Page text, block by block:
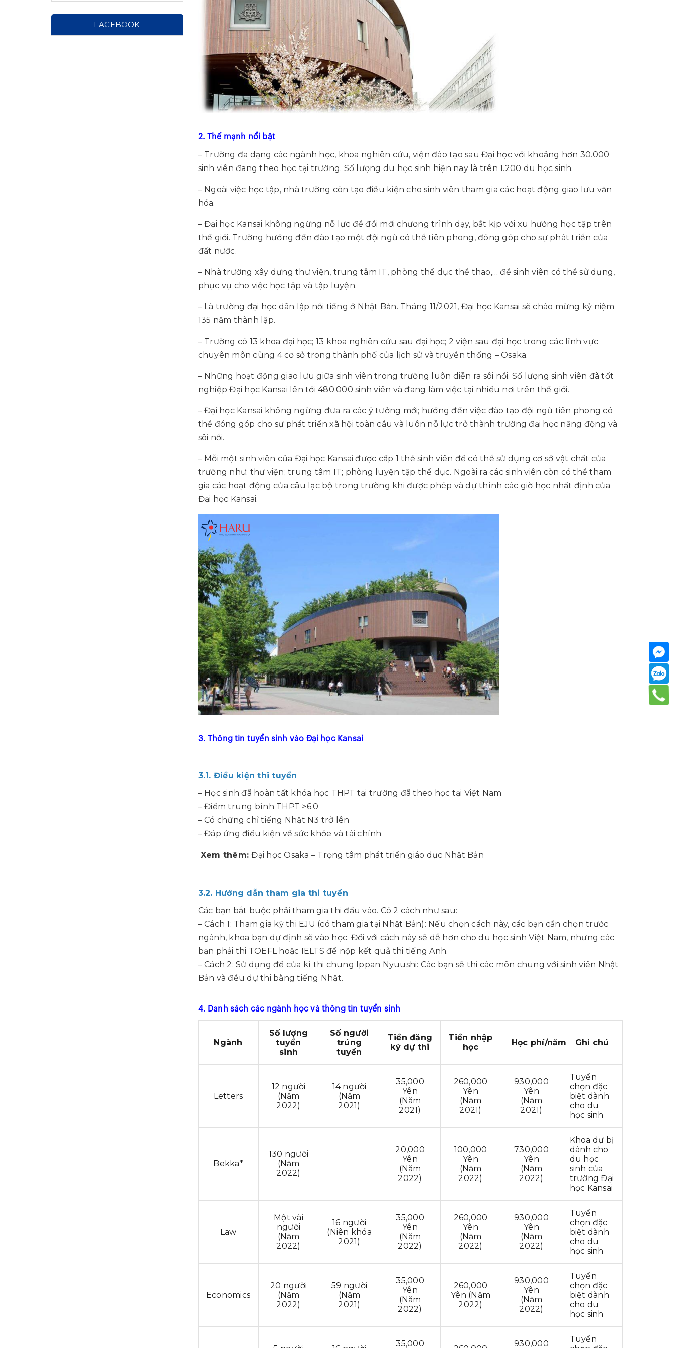
2. Thế mạnh nổi bật
– Trường đa dạng các ngành học, khoa nghiên cứu, viện đào tạo sau Đại học với khoảng hơn 30.000
sinh viên đang theo học tại trường. Số lượng du học sinh hiện nay là trên 1.200 du học sinh.
– Ngoài việc học tập, nhà trường còn tạo điều kiện cho sinh viên tham gia các hoạt động giao lưu văn
hóa.
– Đại học Kansai không ngừng nỗ lực để đổi mới chương trình dạy, bắt kịp với xu hướng học tập trên
thế giới. Trường hướng đến đào tạo một đội ngũ có thể tiên phong, đóng góp cho sự phát triển của
đất nước.
– Nhà trường xây dựng thư viện, trung tâm IT, phòng thể dục thể thao,… để sinh viên có thể sử dụng,
phục vụ cho việc học tập và tập luyện.
– Là trường đại học dân lập nổi tiếng ở Nhật Bản. Tháng 11/2021, Đại học Kansai sẽ chào mừng kỷ niệm
135 năm thành lập.
– Trường có 13 khoa đại học; 13 khoa nghiên cứu sau đại học; 2 viện sau đại học trong các lĩnh vực
chuyên môn cùng 4 cơ sở trong thành phố của lịch sử và truyền thống – Osaka.
– Những hoạt động giao lưu giữa sinh viên trong trường luôn diễn ra sôi nổi. Số lượng sinh viên đã tốt
nghiệp Đại học Kansai lên tới 480.000 sinh viên và đang làm việc tại nhiều nơi trên thế giới.
– Đại học Kansai không ngừng đưa ra các ý tưởng mới; hướng đến việc đào tạo đội ngũ tiên phong có
thể đóng góp cho sự phát triển xã hội toàn cầu và luôn nỗ lực trở thành trường đại học năng động và
sôi nổi.
– Mỗi một sinh viên của Đại học Kansai được cấp 1 thẻ sinh viên để có thể sử dụng cơ sở vật chất của
trường như: thư viện; trung tâm IT; phòng luyện tập thể dục. Ngoài ra các sinh viên còn có thể tham
gia các hoạt động của câu lạc bộ trong trường khi được phép và dự thính các giờ học nhất định của
Đại học Kansai.
3. Thông tin tuyển sinh vào Đại học Kansai
3.1. Điều kiện thi tuyển
– Học sinh đã hoàn tất khóa học THPT tại trường đã theo học tại Việt Nam
– Điểm trung bình THPT >6.0
– Có chứng chỉ tiếng Nhật N3 trở lên
– Đáp ứng điều kiện về sức khỏe và tài chính
Xem thêm:Đại học Osaka – Trọng tâm phát triển giáo dục Nhật Bản
3.2. Hướng dẫn tham gia thi tuyển
Các bạn bắt buộc phải tham gia thi đầu vào. Có 2 cách như sau:
– Cách 1: Tham gia kỳ thi EJU (có tham gia tại Nhật Bản): Nếu chọn cách này, các bạn cần chọn trước
ngành, khoa bạn dự định sẽ vào học. Đối với cách này sẽ dễ hơn cho du học sinh Việt Nam, nhưng các
bạn phải thi TOEFL hoặc IELTS để nộp kết quả thi tiếng Anh.
– Cách 2: Sử dụng đề của kì thi chung Ippan Nyuushi: Các bạn sẽ thi các môn chung với sinh viên Nhật
Bản và đều dự thi bằng tiếng Nhật.
4. Danh sách các ngành học và thông tin tuyển sinh
Ngành
Số lượng
tuyển
sinh
Số người
trúng
tuyển
Tiền đăng
ký dự thi
Tiền nhập
học
Học phí/năm Ghi chú
Letters
12 người
(Năm
2022)
14 người
(Năm
2021)
35,000
Yên
(Năm
2021)
260,000
Yên
(Năm
2021)
930,000
Yên
(Năm
2021)
Tuyển
chọn đặc
biệt dành
cho du
học sinh
Bekka*
130 người
(Năm
2022)
20,000
Yên
(Năm
2022)
100,000
Yên
(Năm
2022)
730,000
Yên
(Năm
2022)
Khoa dự bị
dành cho
du học
sinh của
trường Đại
học Kansai
Law
Một vài
người
(Năm
2022)
16 người
(Niên khóa
2021)
35,000
Yên
(Năm
2022)
260,000
Yên
(Năm
2022)
930,000
Yên
(Năm
2022)
Tuyển
chọn đặc
biệt dành
cho du
học sinh
Economics
20 người
(Năm
2022)
59 người
(Năm
2021)
35,000
Yên
(Năm
2022)
260,000
Yên (Năm
2022)
930,000
Yên
(Năm
2022)
Tuyển
chọn đặc
biệt dành
cho du
học sinh
35,000 930,000
Tuyển
FACEBOOK